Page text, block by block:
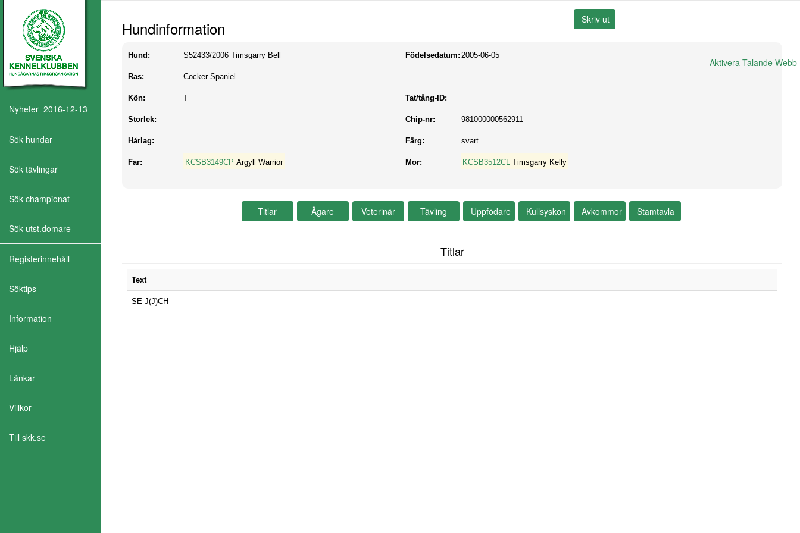
Aktivera Talande Webb
Nyheter 2016-12-13
Sök hundar
Sök tävlingar
Sök championat
Sök utst.domare
Registerinnehåll
Söktips
Information
Hjälp
Länkar
Villkor
Till skk.se
Hundinformation
Hund: S52433/2006 Timsgarry Bell Födelsedatum: 2005-06-05
Ras: Cocker Spaniel
Kön: T Tat/tång-ID:
Storlek: Chip-nr: 981000000562911
Hårlag: Färg: svart
Far: KCSB3149CP Argyll Warrior Mor: KCSB3512CL Timsgarry Kelly
Titlar
Text
SE J(J)CH